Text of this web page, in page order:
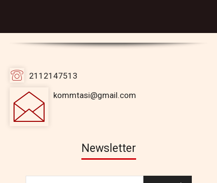
2112147513
kommtasi@gmail.com
Newsletter